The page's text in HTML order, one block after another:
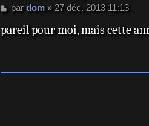
M
s
e
par dom» 27 déc. 2013 11:13
pareil pour moi, mais cette